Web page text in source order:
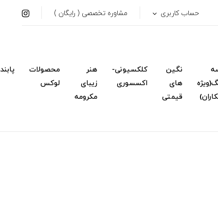
حساب کاربری مشاوره تخصصی ( رایگان )
نگین
های
قیمتی
کلکسیونی-
اکسسوری
هنر
زیبای
مکرومه
محصولات
لوکس